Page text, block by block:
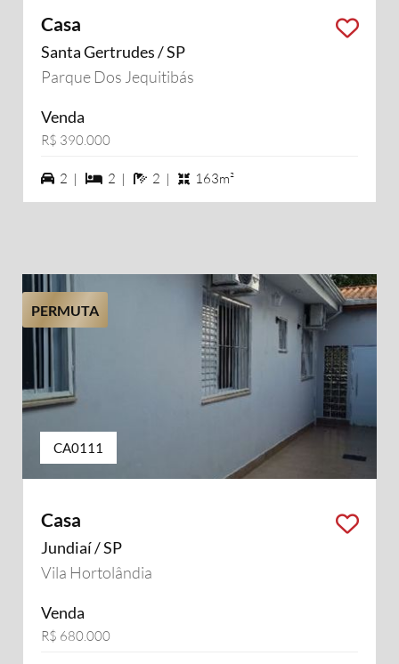
Casa
Santa Gertrudes / SP
Parque Dos Jequitibás
Venda
R$ 390.000
2 vagas na garagem
2 | 2 dormiórios
2 | 2 banheiros
2 | 163m²
PERMUTA
CA0111
Casa
Jundiaí / SP
Vila Hortolândia
Venda
R$ 680.000